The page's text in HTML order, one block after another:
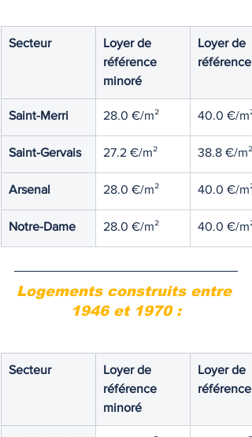
Secteur
Loyer de
référence
minoré
Loyer de
référence
Saint-Merri 28.0 €/m² 40.0 €/m²
Saint-Gervais 27.2 €/m² 38.8 €/m²
Arsenal 28.0 €/m² 40.0 €/m²
Notre-Dame 28.0 €/m² 40.0 €/m²
Logements construits entre
1946 et 1970 :
Secteur
Loyer de
référence
minoré
Loyer de
référence